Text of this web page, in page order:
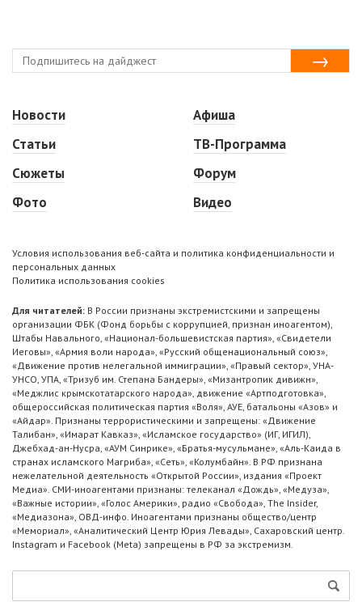
Новости
Статьи
Сюжеты
Фото
Афиша
ТВ-Программа
Форум
Видео
Условия использования веб-сайта и политика конфиденциальности и
персональных данных
Политика использования cookies
Для читателей: В России признаны экстремистскими и запрещены
организации ФБК (Фонд борьбы с коррупцией, признан иноагентом),
Штабы Навального, «Национал-большевистская партия», «Свидетели
Иеговы», «Армия воли народа», «Русский общенациональный союз»,
«Движение против нелегальной иммиграции», «Правый сектор», УНА-
УНСО, УПА, «Тризуб им. Степана Бандеры», «Мизантропик дивижн»,
«Меджлис крымскотатарского народа», движение «Артподготовка»,
общероссийская политическая партия «Воля», АУЕ, батальоны «Азов» и
«Айдар». Признаны террористическими и запрещены: «Движение
Талибан», «Имарат Кавказ», «Исламское государство» (ИГ, ИГИЛ),
Джебхад-ан-Нусра, «АУМ Синрике», «Братья-мусульмане», «Аль-Каида в
странах исламского Магриба», «Сеть», «Колумбайн». В РФ признана
нежелательной деятельность «Открытой России», издания «Проект
Медиа». СМИ-иноагентами признаны: телеканал «Дождь», «Медуза»,
«Важные истории», «Голос Америки», радио «Свобода», The Insider,
«Медиазона», ОВД-инфо. Иноагентами признаны общество/центр
«Мемориал», «Аналитический Центр Юрия Левады», Сахаровский центр.
Instagram и Facebook (Metа) запрещены в РФ за экстремизм.